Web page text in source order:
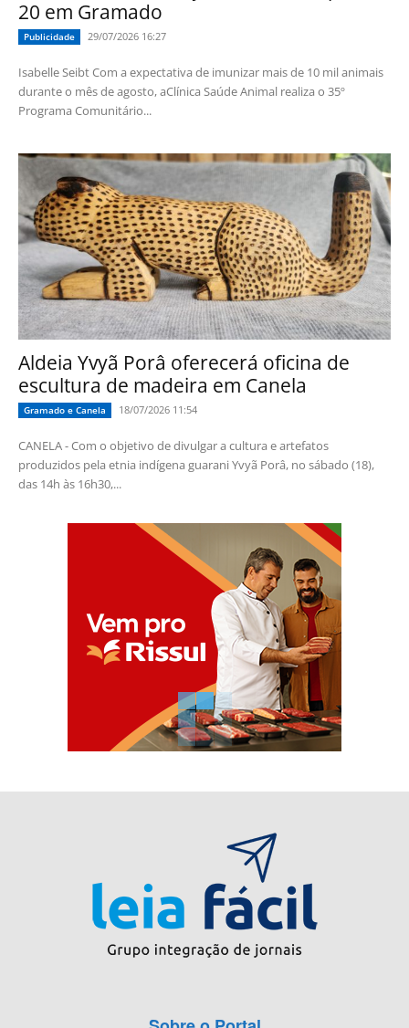
20 em Gramado
Publicidade 29/07/2026 16:27
Isabelle Seibt Com a expectativa de imunizar mais de 10 mil animais
durante o mês de agosto, aClínica Saúde Animal realiza o 35º
Programa Comunitário...
Aldeia Yvyã Porâ oferecerá oficina de
escultura de madeira em Canela
Gramado e Canela 18/07/2026 11:54
CANELA - Com o objetivo de divulgar a cultura e artefatos
produzidos pela etnia indígena guarani Yvyã Porâ, no sábado (18),
das 14h às 16h30,...